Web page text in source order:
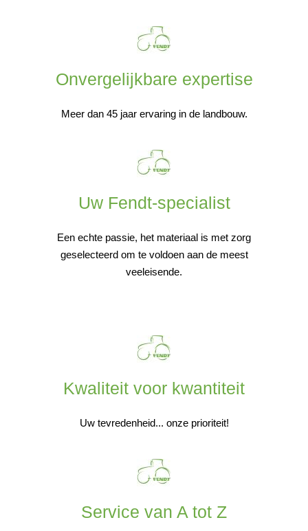
Onvergelijkbare expertise
Meer dan 45 jaar ervaring in de landbouw.
Uw Fendt-specialist
Een echte passie, het materiaal is met zorg
geselecteerd om te voldoen aan de meest
veeleisende.
Kwaliteit voor kwantiteit
Uw tevredenheid... onze prioriteit!
Service van A tot Z